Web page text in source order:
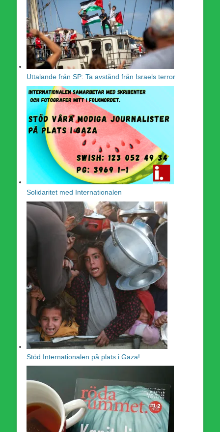
Uttalande från SP: Ta avstånd från Israels terror
Solidaritet med Internationalen
Stöd Internationalen på plats i Gaza!